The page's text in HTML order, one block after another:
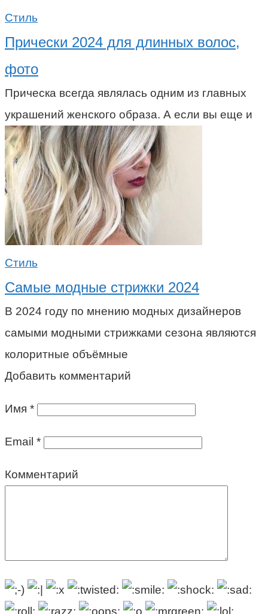
Стиль
Прически 2024 для длинных волос,
фото
Прическа всегда являлась одним из главных
украшений женского образа. А если вы еще и
Стиль
Самые модные стрижки 2024
В 2024 году по мнению модных дизайнеров
самыми модными стрижками сезона являются
колоритные объёмные
Добавить комментарий
Имя *
Email *
Комментарий